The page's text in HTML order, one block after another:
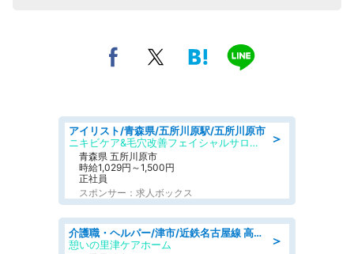
＞
アイリスト/青森県/五所川原駅/五所川原市
ニキビケア&毛穴改善フェイシャルサロン BELDAD
青森県 五所川原市
時給1,029円～1,500円
正社員
スポンサー：求人ボックス
＞
介護職・ヘルパー/津市/近鉄名古屋線 高田本山/三重県/デイサービス
憩いの里津ケアホーム